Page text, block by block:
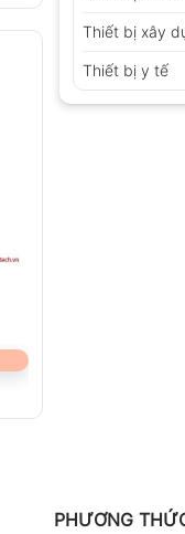
Thiết bị xây
Thiết bị y tế
PHƯƠNG